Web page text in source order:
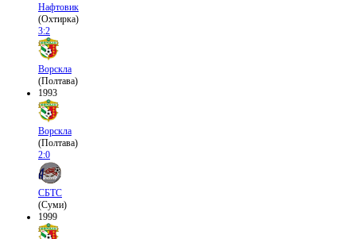
Нафтовик
(Охтирка)
3:2
Ворскла
(Полтава)
1993
Ворскла
(Полтава)
2:0
СБТС
(Суми)
1999